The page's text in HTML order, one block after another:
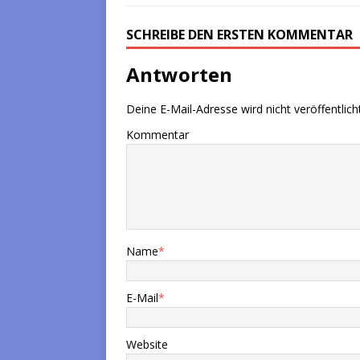
SCHREIBE DEN ERSTEN KOMMENTAR
Antworten
Deine E-Mail-Adresse wird nicht
Kommentar
Name*
E-Mail*
Website